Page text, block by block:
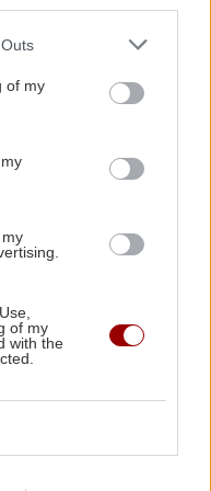
of my
of my
with the
16:47
στον «Ερυθρό
«καλημέρα» και
πατήσει 3 φορές
«καρφώθηκε»